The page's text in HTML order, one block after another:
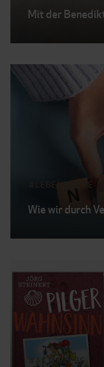
Mit der
LEBENSHILFE
Wie wir durch
AKTUELLES